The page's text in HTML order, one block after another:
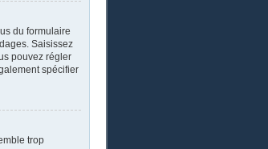
du formulaire
Saisissez
pouvez régler
spécifier
trop